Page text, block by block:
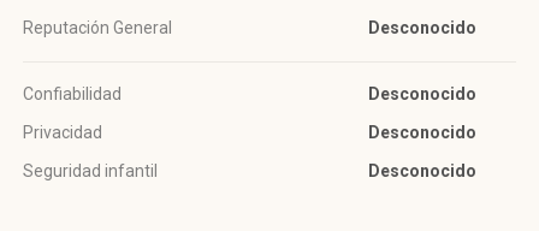
Reputación General Desconocido
Confiabilidad
Desconocido
Privacidad
Desconocido
Seguridad infantil
Desconocido